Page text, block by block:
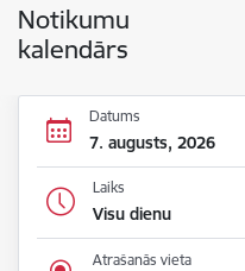
Notikumu
kalendārs
Datums
7. augusts, 2026
Laiks
Visu dienu
Atrašanās vieta